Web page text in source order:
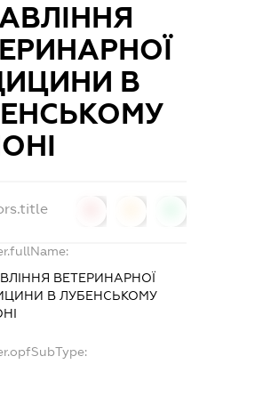
В
ВЕТЕРИНАРНОЇ
В ЛУБЕНСЬКОМУ